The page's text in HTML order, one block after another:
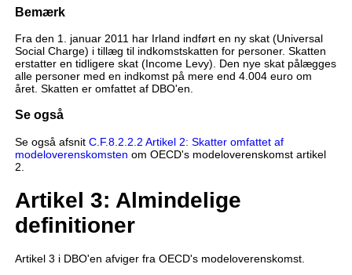
Bemærk
Fra den 1. januar 2011 har Irland indført en ny skat (Universal
Social Charge) i tillæg til indkomstskatten for personer. Skatten
erstatter en tidligere skat (Income Levy). Den nye skat pålægges
alle personer med en indkomst på mere end 4.004 euro om
året. Skatten er omfattet af DBO'en.
Se også
Se også afsnit C.F.8.2.2.2 Artikel 2: Skatter omfattet af
modeloverenskomsten om OECD's modeloverenskomst artikel
2.
Artikel 3: Almindelige
definitioner
Artikel 3 i DBO'en afviger fra OECD's modeloverenskomst.